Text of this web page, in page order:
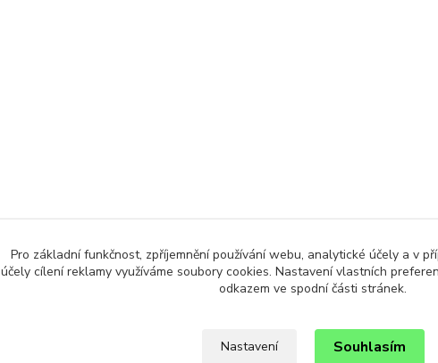
Pro základní funkčnost, zpříjemnění používání webu, analytické účely a v
účely cílení reklamy využíváme soubory cookies. Nastavení vlastních
odkazem ve spodní části stránek.
Nastavení Souhlasím